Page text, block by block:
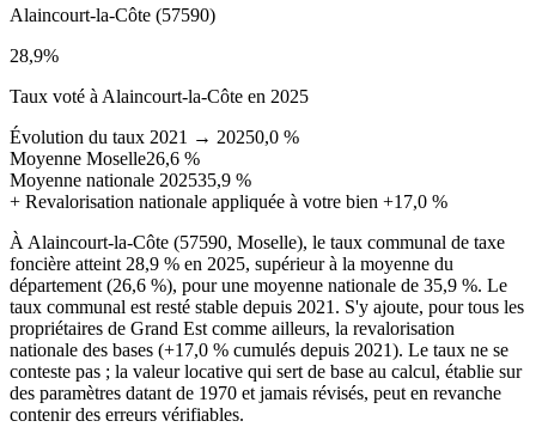
Alaincourt-la-Côte (57590)
28,9%
Taux voté à Alaincourt-la-Côte en 2025
Évolution du taux 2021 → 20250,0 %
Moyenne Moselle26,6 %
Moyenne nationale 202535,9 %
+ Revalorisation nationale appliquée à votre bien +17,0 %
À Alaincourt-la-Côte (57590, Moselle), le taux communal de taxe
foncière atteint 28,9 % en 2025, supérieur à la moyenne du
département (26,6 %), pour une moyenne nationale de 35,9 %. Le
taux communal est resté stable depuis 2021. S'y ajoute, pour tous les
propriétaires de Grand Est comme ailleurs, la revalorisation
nationale des bases (+17,0 % cumulés depuis 2021). Le taux ne se
conteste pas ; la valeur locative qui sert de base au calcul, établie sur
des paramètres datant de 1970 et jamais révisés, peut en revanche
contenir des erreurs vérifiables.